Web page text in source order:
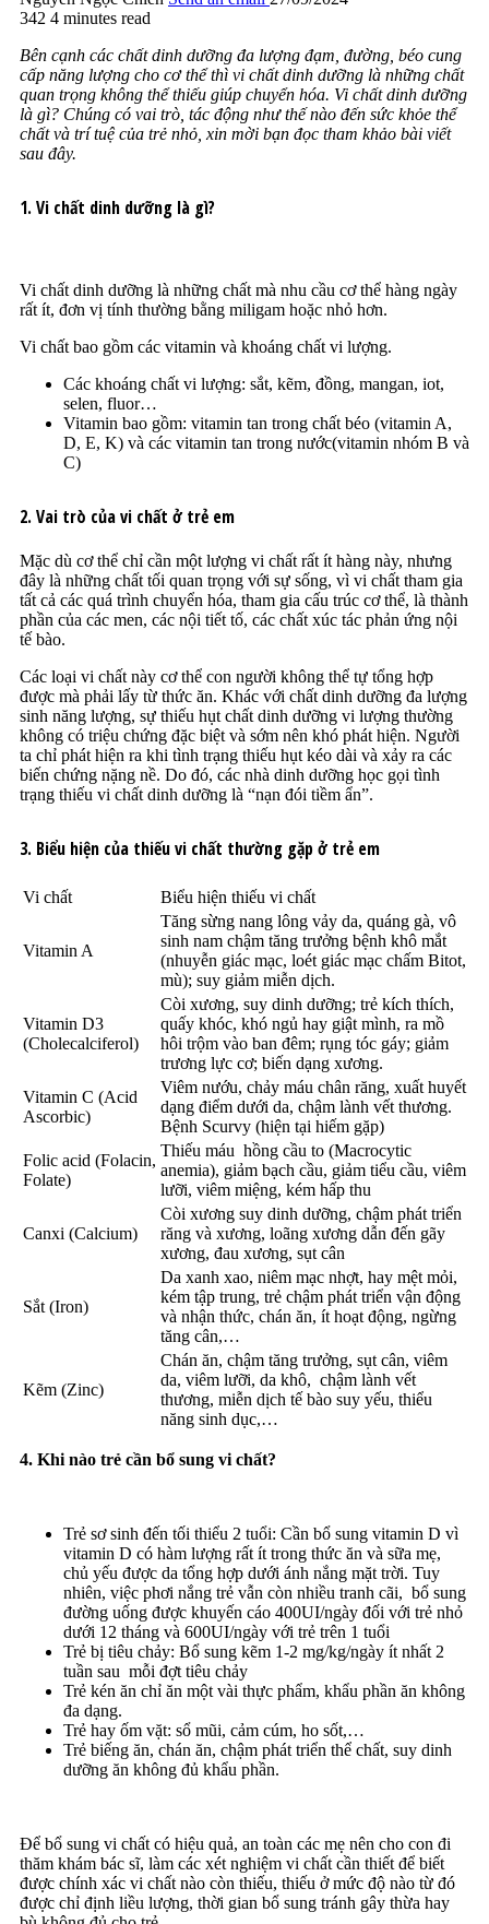
342 4 minutes read
Bên cạnh các chất dinh dưỡng đa lượng đạm, đường, béo cung
cấp năng lượng cho cơ thể thì vi chất dinh dưỡng là những chất
quan trọng không thể thiếu giúp chuyển hóa. Vi chất dinh dưỡng
là gì? Chúng có vai trò, tác động như thế nào đến sức khỏe thể
chất và trí tuệ của trẻ nhỏ, xin mời bạn đọc tham khảo bài viết
sau đây.
1. Vi chất dinh dưỡng là gì?
Vi chất dinh dưỡng là những chất mà nhu cầu cơ thể hàng ngày
rất ít, đơn vị tính thường bằng miligam hoặc nhỏ hơn.
Vi chất bao gồm các vitamin và khoáng chất vi lượng.
Các khoáng chất vi lượng: sắt, kẽm, đồng, mangan, iot,
selen, fluor…
Vitamin bao gồm: vitamin tan trong chất béo (vitamin A,
D, E, K) và các vitamin tan trong nước(vitamin nhóm B và
C)
2. Vai trò của vi chất ở trẻ em
Mặc dù cơ thể chỉ cần một lượng vi chất rất ít hàng này, nhưng
đây là những chất tối quan trọng với sự sống, vì vi chất tham gia
tất cả các quá trình chuyển hóa, tham gia cấu trúc cơ thể, là thành
phần của các men, các nội tiết tố, các chất xúc tác phản ứng nội
tế bào.
Các loại vi chất này cơ thể con người không thể tự tổng hợp
được mà phải lấy từ thức ăn. Khác với chất dinh dưỡng đa lượng
sinh năng lượng, sự thiếu hụt chất dinh dưỡng vi lượng thường
không có triệu chứng đặc biệt và sớm nên khó phát hiện. Người
ta chỉ phát hiện ra khi tình trạng thiếu hụt kéo dài và xảy ra các
biến chứng nặng nề. Do đó, các nhà dinh dưỡng học gọi tình
trạng thiếu vi chất dinh dưỡng là “nạn đói tiềm ẩn”.
3. Biểu hiện của thiếu vi chất thường gặp ở trẻ em
Vi chất Biểu hiện thiếu vi chất
Vitamin A
Tăng sừng nang lông vảy da, quáng gà, vô
sinh nam chậm tăng trưởng bệnh khô mắt
(nhuyễn giác mạc, loét giác mạc chấm Bitot,
mù); suy giảm miễn dịch.
Vitamin D3
(Cholecalciferol)
Còi xương, suy dinh dưỡng; trẻ kích thích,
quấy khóc, khó ngủ hay giật mình, ra mồ
hôi trộm vào ban đêm; rụng tóc gáy; giảm
trương lực cơ; biến dạng xương.
Vitamin C (Acid
Ascorbic)
Viêm nướu, chảy máu chân răng, xuất huyết
dạng điểm dưới da, chậm lành vết thương.
Bệnh Scurvy (hiện tại hiếm gặp)
Folic acid (Folacin,
Folate)
Thiếu máu hồng cầu to (Macrocytic
anemia), giảm bạch cầu, giảm tiểu cầu, viêm
lưỡi, viêm miệng, kém hấp thu
Canxi (Calcium)
Còi xương suy dinh dưỡng, chậm phát triển
răng và xương, loãng xương dẫn đến gãy
xương, đau xương, sụt cân
Sắt (Iron)
Da xanh xao, niêm mạc nhợt, hay mệt mỏi,
kém tập trung, trẻ chậm phát triển vận động
và nhận thức, chán ăn, ít hoạt động, ngừng
tăng cân,…
Kẽm (Zinc)
Chán ăn, chậm tăng trưởng, sụt cân, viêm
da, viêm lưỡi, da khô, chậm lành vết
thương, miễn dịch tế bào suy yếu, thiểu
năng sinh dục,…
4. Khi nào trẻ cần bổ sung vi chất?
Trẻ sơ sinh đến tối thiểu 2 tuổi: Cần bổ sung vitamin D vì
vitamin D có hàm lượng rất ít trong thức ăn và sữa mẹ,
chủ yếu được da tổng hợp dưới ánh nắng mặt trời. Tuy
nhiên, việc phơi nắng trẻ vẫn còn nhiều tranh cãi, bổ sung
đường uống được khuyến cáo 400UI/ngày đối với trẻ nhỏ
dưới 12 tháng và 600UI/ngày với trẻ trên 1 tuổi
Trẻ bị tiêu chảy: Bổ sung kẽm 1-2 mg/kg/ngày ít nhất 2
tuần sau mỗi đợt tiêu chảy
Trẻ kén ăn chỉ ăn một vài thực phẩm, khẩu phần ăn không
đa dạng.
Trẻ hay ốm vặt: sổ mũi, cảm cúm, ho sốt,…
Trẻ biếng ăn, chán ăn, chậm phát triển thể chất, suy dinh
dưỡng ăn không đủ khẩu phần.
Để bổ sung vi chất có hiệu quả, an toàn các mẹ nên cho con đi
thăm khám bác sĩ, làm các xét nghiệm vi chất cần thiết để biết
được chính xác vi chất nào còn thiếu, thiếu ở mức độ nào từ đó
được chỉ định liều lượng, thời gian bổ sung tránh gây thừa hay